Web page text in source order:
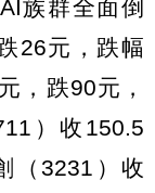
族群全面倒
26元，跌幅
，跌90元，
）收150.5
（3231）收